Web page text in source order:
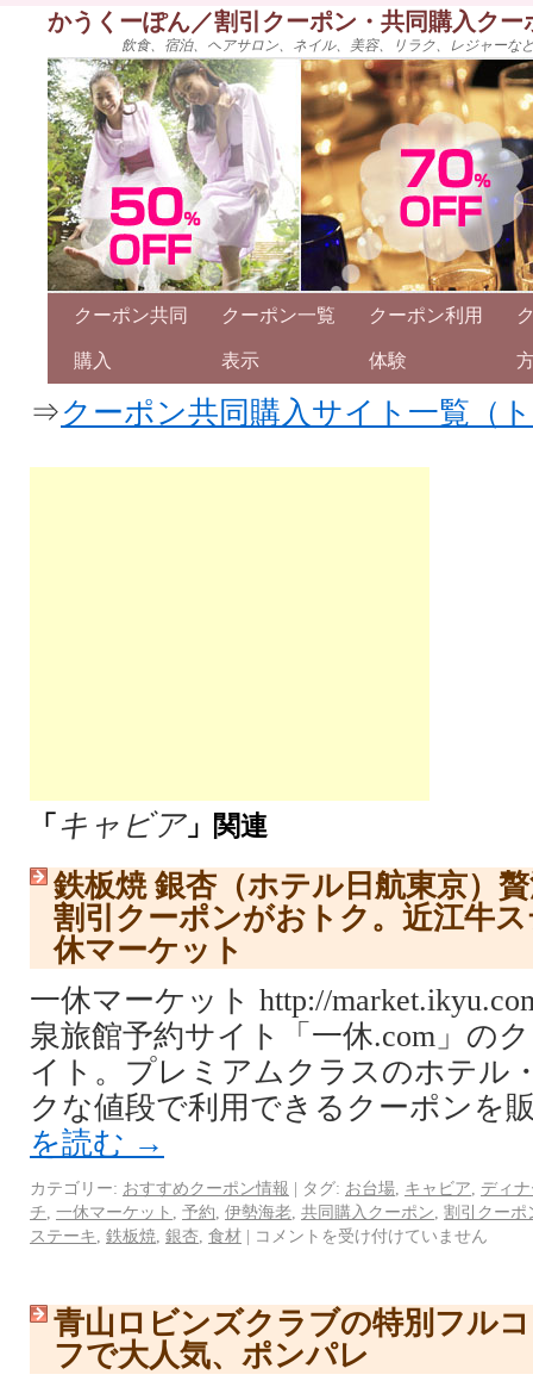
かうくーぽん／割引クーポン・共同購入ク
飲食、宿泊、ヘアサロン、ネイル、美容、リラク、レジャー
クーポン共同
購入
クーポン一覧
表示
クーポン利用
体験
⇒クーポン共同購入サイト一覧（
「 キャビア」関連
鉄板焼 銀杏（ホテル日航東京）
割引クーポンがおトク。近江牛
休マーケット
一休マーケット http://
泉旅館予約サイト「一休.com」の
イト。プレミアムクラスのホテル
クな値段で利用できるクーポンを
を読む →
カテゴリー: おすすめクーポン情報 | タグ: お台場 キャビア
ディ
チ 一休マーケット 予約 伊勢海老 共同購入クーポン 割引クーポ
ステーキ
鉄板焼 銀杏 食材 | コメントを受け付けていません
青山ロビンズクラブの特別フル
フで大人気、ポンパレ